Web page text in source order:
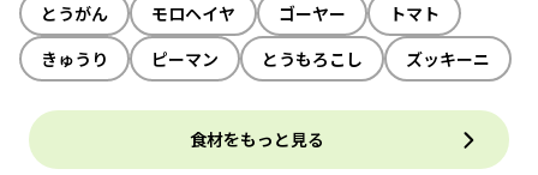
とうがん モロヘイヤ ゴーヤー
トマト
きゅうり
ピーマン とうもろこし ズッキーニ
食材をもっと見る